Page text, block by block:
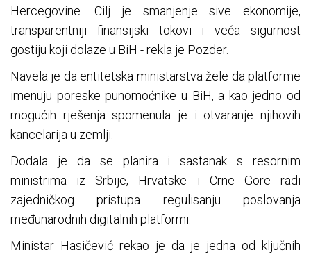
Hercegovine. Cilj je smanjenje sive ekonomije,
transparentniji finansijski tokovi i veća sigurnost
gostiju koji dolaze u BiH - rekla je Pozder.
Navela je da entitetska ministarstva žele da platforme
imenuju poreske punomoćnike u BiH, a kao jedno od
mogućih rješenja spomenula je i otvaranje njihovih
kancelarija u zemlji.
Dodala je da se planira i sastanak s resornim
ministrima iz Srbije, Hrvatske i Crne Gore radi
zajedničkog pristupa regulisanju poslovanja
međunarodnih digitalnih platformi.
Ministar Hasičević rekao je da je jedna od ključnih